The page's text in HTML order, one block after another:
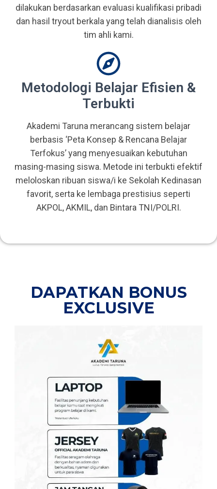
dilakukan berdasarkan evaluasi kualifikasi pribadi
dan hasil tryout berkala yang telah dianalisis oleh
tim ahli kami.
Metodologi Belajar Efisien &
Terbukti
Akademi Taruna merancang sistem belajar
berbasis ‘Peta Konsep & Rencana Belajar
Terfokus’ yang menyesuaikan kebutuhan
masing-masing siswa. Metode ini terbukti efektif
meloloskan ribuan siswa/i ke Sekolah Kedinasan
favorit, serta ke lembaga prestisius seperti
AKPOL, AKMIL, dan Bintara TNI/POLRI.
DAPATKAN BONUS
EXCLUSIVE